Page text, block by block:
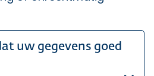
uw gegevens goed